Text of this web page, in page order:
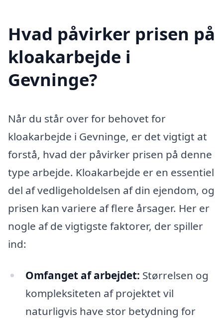
Hvad påvirker prisen på
kloakarbejde i
Gevninge?
Når du står over for behovet for
kloakarbejde i Gevninge, er det vigtigt at
forstå, hvad der påvirker prisen på denne
type arbejde. Kloakarbejde er en essentiel
del af vedligeholdelsen af din ejendom, og
prisen kan variere af flere årsager. Her er
nogle af de vigtigste faktorer, der spiller
ind:
Omfanget af arbejdet: Størrelsen og
kompleksiteten af projektet vil
naturligvis have stor betydning for